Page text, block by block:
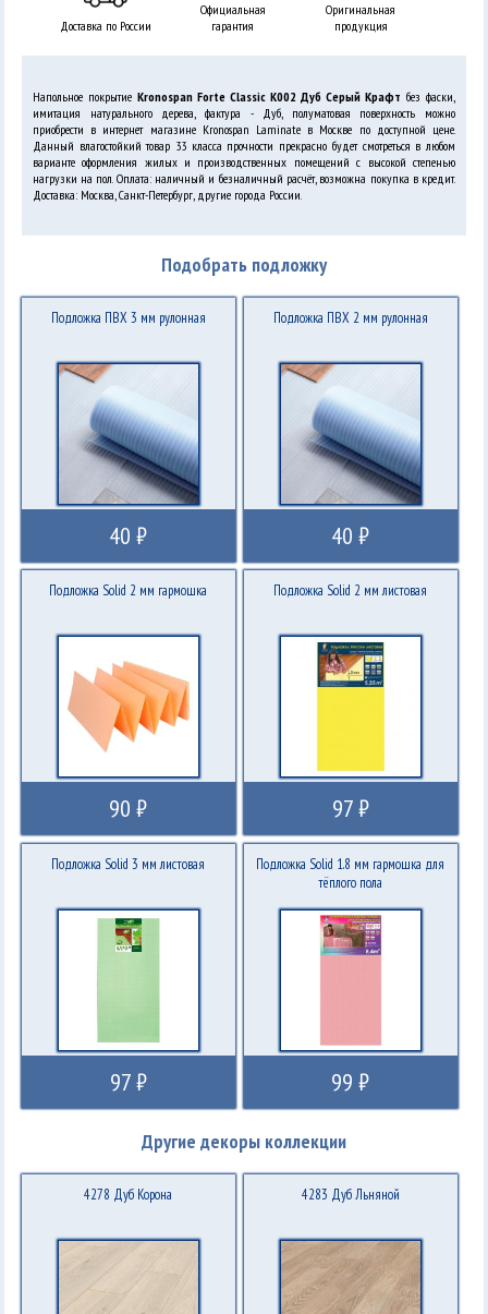
Доставка по России
Официальная
гарантия
Оригинальная
продукция
Напольное покрытие Kronospan Forte Classic K002 Дуб Серый Крафт без фаски,
имитация натурального дерева, фактура - Дуб, полуматовая поверхность можно
приобрести в интернет магазине Kronospan Laminate в Москве по доступной цене.
Данный влагостойкий товар 33 класса прочности прекрасно будет смотреться в любом
варианте оформления жилых и производственных помещений с высокой степенью
нагрузки на пол. Оплата: наличный и безналичный расчёт, возможна покупка в кредит.
Доставка: Москва, Санкт-Петербург, другие города России.
Подобрать подложку
Подложка ПВХ 3 мм рулонная
40 ₽
Подложка ПВХ 2 мм рулонная
40 ₽
Подложка Solid 2 мм гармошка
90 ₽
Подложка Solid 2 мм листовая
97 ₽
Подложка Solid 3 мм листовая
97 ₽
Подложка Solid 1.8 мм гармошка для
тёплого пола
99 ₽
Другие декоры коллекции
4278 Дуб Корона 4283 Дуб Льняной